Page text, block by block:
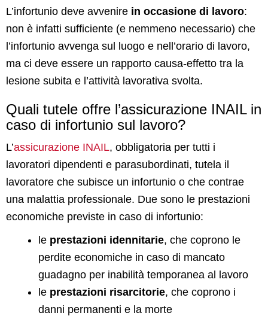
L’infortunio deve avvenire in occasione di lavoro:
non è infatti sufficiente (e nemmeno necessario) che
l’infortunio avvenga sul luogo e nell’orario di lavoro,
ma ci deve essere un rapporto causa-effetto tra la
lesione subita e l’attività lavorativa svolta.
Quali tutele offre l’assicurazione INAIL in
caso di infortunio sul lavoro?
L’assicurazione INAIL, obbligatoria per tutti i
lavoratori dipendenti e parasubordinati, tutela il
lavoratore che subisce un infortunio o che contrae
una malattia professionale. Due sono le prestazioni
economiche previste in caso di infortunio:
le prestazioni idennitarie, che coprono le
perdite economiche in caso di mancato
guadagno per inabilità temporanea al lavoro
le prestazioni risarcitorie, che coprono i
danni permanenti e la morte